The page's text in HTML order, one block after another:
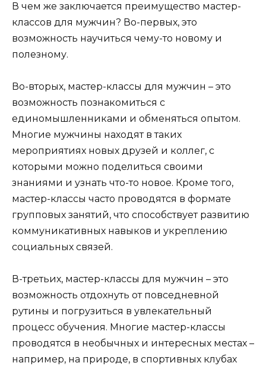
В чем же заключается преимущество мастер-
классов для мужчин? Во-первых, это
возможность научиться чему-то новому и
полезному.
Во-вторых, мастер-классы для мужчин – это
возможность познакомиться с
единомышленниками и обменяться опытом.
Многие мужчины находят в таких
мероприятиях новых друзей и коллег, с
которыми можно поделиться своими
знаниями и узнать что-то новое. Кроме того,
мастер-классы часто проводятся в формате
групповых занятий, что способствует развитию
коммуникативных навыков и укреплению
социальных связей.
В-третьих, мастер-классы для мужчин – это
возможность отдохнуть от повседневной
рутины и погрузиться в увлекательный
процесс обучения. Многие мастер-классы
проводятся в необычных и интересных местах –
например, на природе, в спортивных клубах